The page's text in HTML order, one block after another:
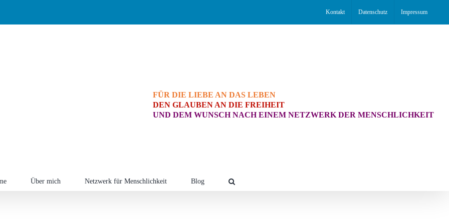
Kontakt Datenschutz Impressum
FÜR DIE LIEBE AN DAS LEBEN
DEN GLAUBEN AN DIE FREIHEIT
UND DEM WUNSCH NACH EINEM NETZWERK DER MENSCHLICHKEIT
Über mich Netzwerk für Menschlichkeit Blog